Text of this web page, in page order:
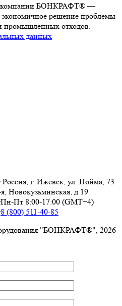
компании БОНКРАФТ® —
решение проблемы
промышленных отходов.
данных
Россия, г. Ижевск, ул. Пойма, 73
Новокузьминская, д 19
Пн-Пт 8:00-17:00 (GMT+4)
8 (800) 511-40-85
"БОНКРАФТ®", 2026